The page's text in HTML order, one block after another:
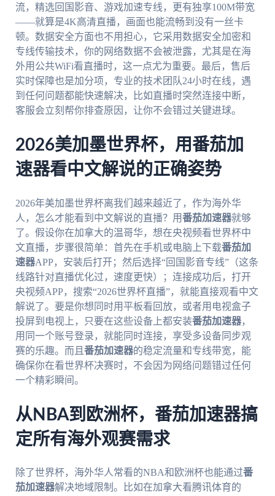
流，精选回国影音、游戏加速专线，更有独享100M带宽
——就算是4K高清直播，画面也能流畅到没有一丝卡
顿。数据安全方面也不用担心，它采用数据安全加密和
专线传输技术，你的网络数据不会被泄露，尤其是在海
外用公共WiFi看直播时，这一点尤为重要。最后，售后
实时保障也是加分项，专业的技术团队24小时在线，遇
到任何问题都能快速解决，比如直播时突然连接中断，
客服会立刻帮你排查原因，让你不会错过关键进球。
2026美加墨世界杯，用番茄加
速器看中文解说的正确姿势
2026年美加墨世界杯离我们越来越近了，作为海外华
人，怎么才能看到中文解说的直播？用番茄加速器就够
了。假设你在加拿大的温哥华，想在央视频看世界杯中
文直播，步骤很简单：首先在手机或电脑上下载番茄加
速器APP，安装后打开；然后选择“回国影音专线”（这条
线路针对直播优化过，速度更快）；连接成功后，打开
央视频APP，搜索“2026世界杯直播”，就能直接观看中文
解说了。要是你想同时用平板看回放，或者用电视盒子
投屏到电视上，只要在这些设备上都安装番茄加速器，
用同一个账号登录，就能同时连接，享受多设备同步观
赛的乐趣。而且 番茄加速器的稳定流量和专线带宽，能
确保你在看世界杯决赛时，不会因为网络问题错过任何
一个精彩瞬间。
从NBA到欧洲杯，番茄加速器搞
定所有海外观赛需求
除了世界杯，海外华人常看的NBA和欧洲杯也能通过番
茄加速器解决地域限制。比如在加拿大看腾讯体育的